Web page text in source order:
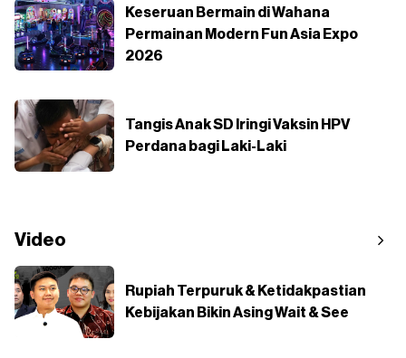
Keseruan Bermain di Wahana
Permainan Modern Fun Asia Expo
2026
Tangis Anak SD Iringi Vaksin HPV
Perdana bagi Laki-Laki
Video
Rupiah Terpuruk & Ketidakpastian
Kebijakan Bikin Asing Wait & See